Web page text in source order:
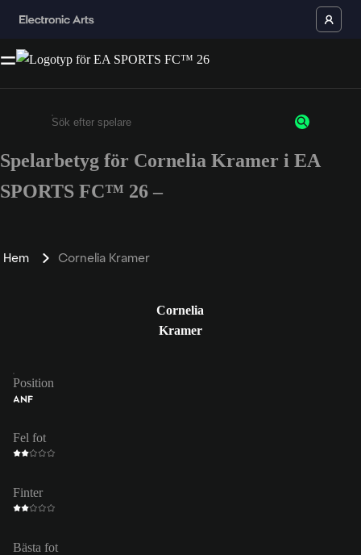
Ange minst 3 tecken eller siffror
Spelarbetyg för Cornelia Kramer i EA
SPORTS FC™ 26 –
Hem Cornelia Kramer
Cornelia
Kramer
Position
ANF
Fel fot
Finter
Bästa fot